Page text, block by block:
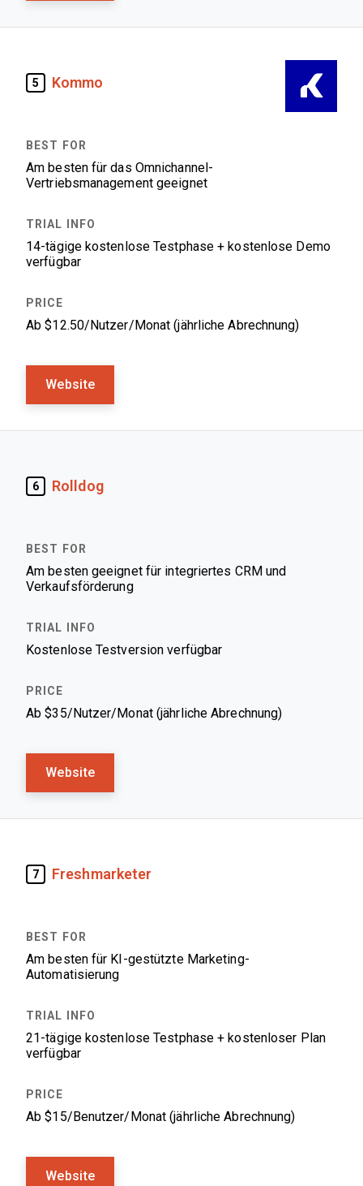
5 Kommo
Am besten für das Omnichannel-
Vertriebsmanagement geeignet
14-tägige kostenlose Testphase + kostenlose Demo
verfügbar
Ab $12.50/Nutzer/Monat (jährliche Abrechnung)
Website
6 Rolldog
Am besten geeignet für integriertes CRM und
Verkaufsförderung
Kostenlose Testversion verfügbar
Ab $35/Nutzer/Monat (jährliche Abrechnung)
Website
7 Freshmarketer
Am besten für KI-gestützte Marketing-
Automatisierung
21-tägige kostenlose Testphase + kostenloser Plan
verfügbar
Ab $15/Benutzer/Monat (jährliche Abrechnung)
Website